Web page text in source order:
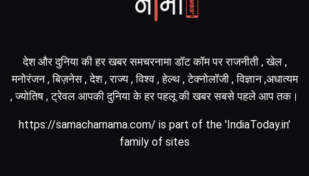
देश और दुनिया की हर खबर समचरनामा डॉट कॉम पर राजनीती , खेल ,
मनोरंजन , बिज़नेस , देश , राज्य , विश्व , हेल्थ , टेक्नोलॉजी , विज्ञान ,अधात्यम
, ज्योतिष , ट्रेवल आपकी दुनिया के हर पहलू की खबर सबसे पहले आप तक।
https://samacharnama.com/ is part of the 'IndiaToday.in'
family of sites